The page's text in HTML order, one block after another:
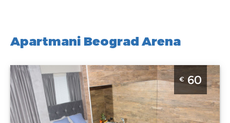
Apartmani Beograd Arena
Dvosoban Apartman Aqua 2 Beograd Novi Beograd
Beograd
Lokacija:
Beograd Novi
Gosti:4
Kvadratura :45
€ 60